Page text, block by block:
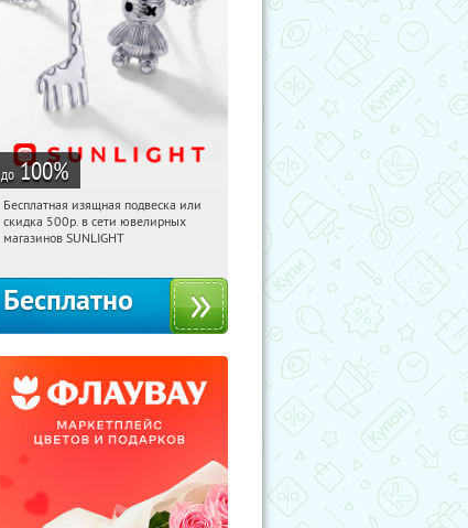
до 100%
16:47:12 Получили:
Россия
Бесплатная изящная подвеска или
скидка 500р. в сети ювелирных
магазинов SUNLIGHT
Бесплатно